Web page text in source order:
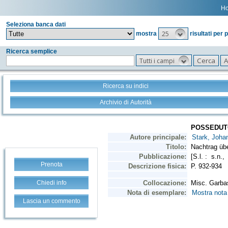
Seleziona banca dati
mostra
25 risultati per
Ricerca semplice
Tutti i campi
Ricerca su indici
Archivio di Autorità
Prenota
Chiedi info
Lascia un commento